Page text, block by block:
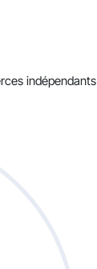
indépendants